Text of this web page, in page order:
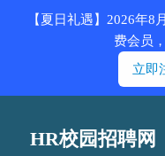
HR校园招聘网
【夏日礼遇】2026年8
费会员
立即